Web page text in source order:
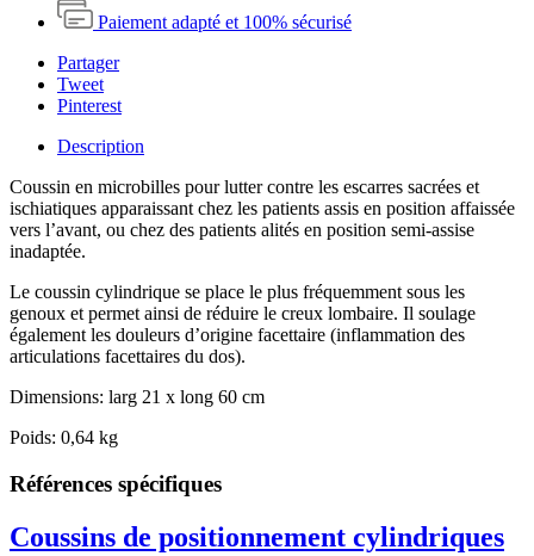
Paiement adapté et 100% sécurisé
Partager
Tweet
Pinterest
Description
Coussin en microbilles pour lutter contre les escarres sacrées et
ischiatiques apparaissant chez les patients assis en position affaissée
vers l’avant, ou chez des patients alités en position semi-assise
inadaptée.
Le coussin cylindrique se place le plus fréquemment sous les
genoux et permet ainsi de réduire le creux lombaire. Il soulage
également les douleurs d’origine facettaire (inflammation des
articulations facettaires du dos).
Dimensions: larg 21 x long 60 cm
Poids: 0,64 kg
Références spécifiques
Coussins de positionnement cylindriques